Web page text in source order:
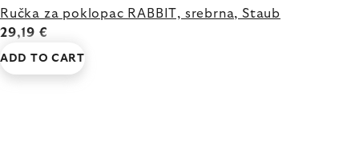
Ručka za poklopac RABBIT, srebrna, Staub
29,19 €
ADD TO CART